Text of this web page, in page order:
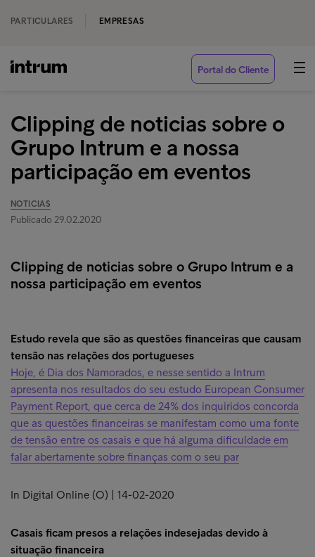
PARTICULARES EMPRESAS
Portal do Cliente
Clipping de noticias sobre o
Grupo Intrum e a nossa
participação em eventos
NOTICIAS
Publicado 29.02.2020
Clipping de noticias sobre o Grupo Intrum e a
nossa participação em eventos
Estudo revela que são as questões financeiras que causam
tensão nas relações dos portugueses
Hoje, é Dia dos Namorados, e nesse sentido a Intrum
apresenta nos resultados do seu estudo European Consumer
Payment Report, que cerca de 24% dos inquiridos concorda
que as questões financeiras se manifestam como uma fonte
de tensão entre os casais e que há alguma dificuldade em
falar abertamente sobre finanças com o seu par
In Digital Online (O) | 14-02-2020
Casais ficam presos a relações indesejadas devido à
situação financeira